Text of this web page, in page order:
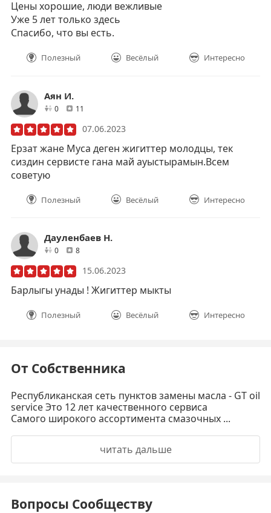
Цены хорошие, люди вежливые
Уже 5 лет только здесь
Спасибо, что вы есть.
Полезный Весёлый Интересно
Аян И.
0друзей
11
07.06.2023
Ерзат жане Муса деген жигиттер молодцы, тек
сиздин сервисте гана май ауыстырамын.Всем
советую
Полезный Весёлый Интересно
Дауленбаев Н.
0друзей
8отзывов
15.06.2023
Барлыгы унады ! Жигиттер мыкты
Полезный Весёлый Интересно
От Собственника
Республиканская сеть пунктов замены масла - GT oil
service Это 12 лет качественного сервиса
Самого широкого ассортимента смазочных ...
читать дальше
Вопросы Сообществу